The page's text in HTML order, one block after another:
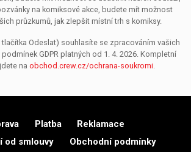
na komiksové akce, budete mít možnost
průzkumů, jak zlepšit místní trh s komiksy.
Odeslat) souhlasíte se zpracováním vašich
GDPR platných od 1. 4. 2026. Kompletní
na obchod.crew.cz/ochrana-soukromi.
Platba
Reklamace
od smlouvy
Obchodní podmínky